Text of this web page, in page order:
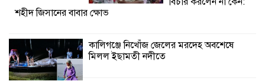
প্রকল্পের অংশগ্রহণমূলক শিখন ও অভিজ্ঞতা
শ্যামনগরে বনবিভাগ ও সিএমসির সাথে
শহীদ জিসানের বাবার ক্ষোভ
কালিগঞ্জে নিখোঁজ জেলের মরদেহ অবশেষে
মিলল ইছামতী নদীতে